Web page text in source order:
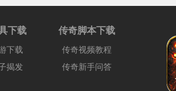
下载
下载
揭发
传奇脚本下载
传奇视频教程
传奇新手问答